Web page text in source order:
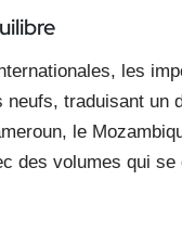
les
traduisant un
le
des volumes qui